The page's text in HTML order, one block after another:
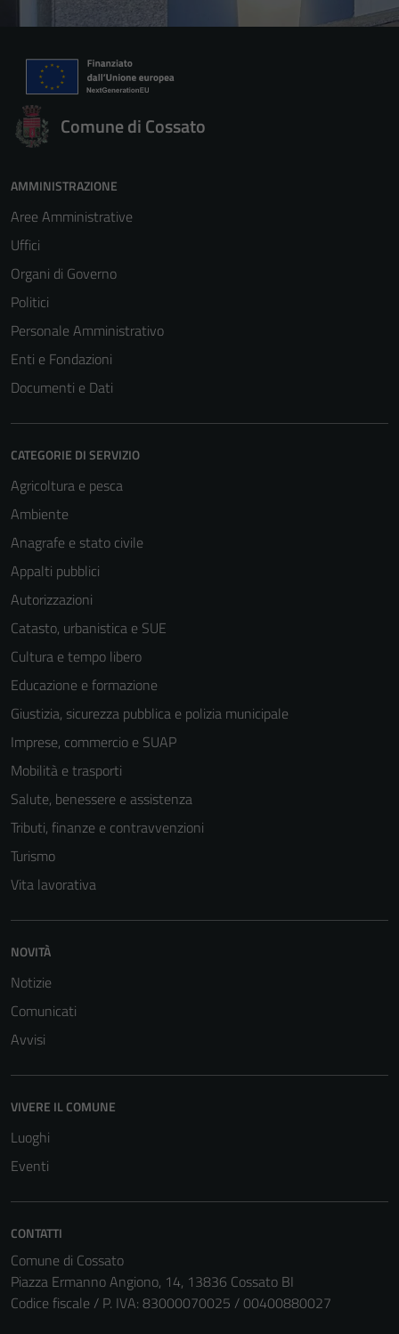
Comune di Cossato
AMMINISTRAZIONE
Aree Amministrative
Uffici
Organi di Governo
Politici
Personale Amministrativo
Enti e Fondazioni
Documenti e Dati
CATEGORIE DI SERVIZIO
Agricoltura e pesca
Ambiente
Anagrafe e stato civile
Appalti pubblici
Autorizzazioni
Catasto, urbanistica e SUE
Cultura e tempo libero
Educazione e formazione
Giustizia, sicurezza pubblica e polizia municipale
Imprese, commercio e SUAP
Mobilità e trasporti
Salute, benessere e assistenza
Tributi, finanze e contravvenzioni
Turismo
Vita lavorativa
NOVITÀ
Notizie
Comunicati
Avvisi
VIVERE IL COMUNE
Luoghi
Eventi
CONTATTI
Comune di Cossato
Piazza Ermanno Angiono, 14, 13836 Cossato BI
Codice fiscale / P. IVA: 83000070025 / 00400880027